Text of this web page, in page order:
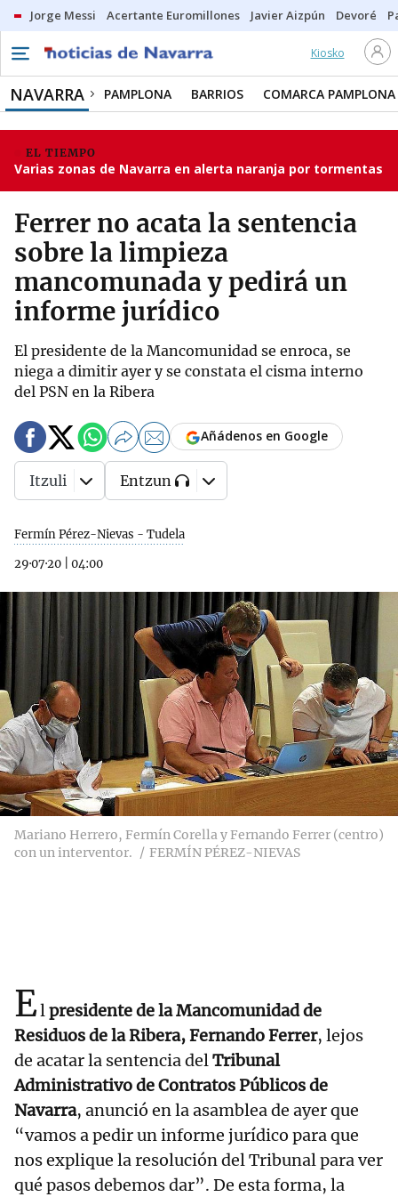
Jorge Messi Acertante Euromillones Javier Aizpún Devoré
Kiosko
NAVARRA PAMPLONA BARRIOS COMARCA PAMPLONA
EL TIEMPO
Varias zonas de Navarra en alerta naranja por tormentas
Ferrer no acata la sentencia
sobre la limpieza
mancomunada y pedirá un
informe jurídico
El presidente de la Mancomunidad se enroca, se
niega a dimitir ayer y se constata el cisma interno
del PSN en la Ribera
Fermín Pérez-Nievas - Tudela
29·07·20
04:00
Añádenos en Google
Itzuli Entzun
Mariano Herrero, Fermín Corella y Fernando Ferrer (centro)
con un interventor.
FERMÍN PÉREZ-NIEVAS
Elpresidente de la Mancomunidad de
Residuos de la Ribera, Fernando Ferrer, lejos
de acatar la sentencia delTribunal
Administrativo de Contratos Públicos de
Navarra, anunció en la asamblea de ayer que
“vamos a pedir un informe jurídico para que
nos explique la resolución del Tribunal para ver
qué pasos debemos dar”. De esta forma, la